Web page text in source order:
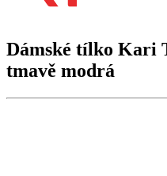
Dámské tílko Kari
tmavě modrá